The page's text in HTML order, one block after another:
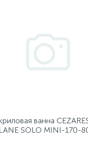
ванна
SOLO MINI-170-